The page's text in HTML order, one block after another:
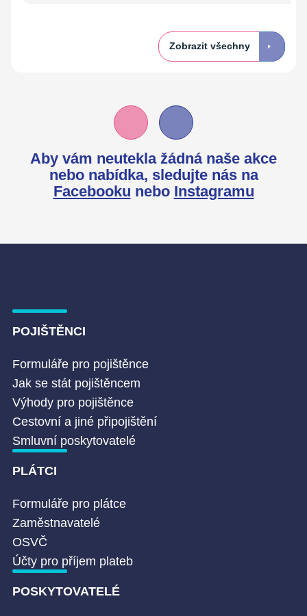
Zobrazit všechny
Aby vám neutekla žádná naše akce
nebo nabídka, sledujte nás na
Facebooku nebo Instagramu
POJIŠTĚNCI
Formuláře pro pojištěnce
Jak se stát pojištěncem
Výhody pro pojištěnce
Cestovní a jiné připojištění
Smluvní poskytovatelé
PLÁTCI
Formuláře pro plátce
Zaměstnavatelé
OSVČ
Účty pro příjem plateb
POSKYTOVATELÉ